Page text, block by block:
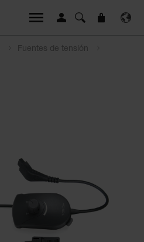
Fuentes de tensión